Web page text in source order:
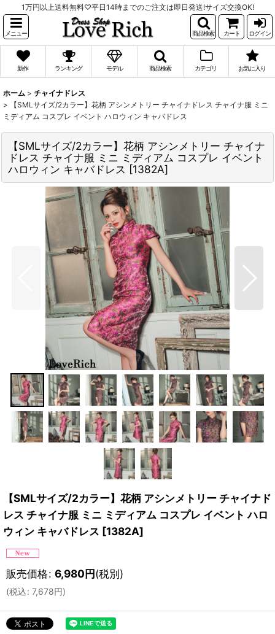
1万円以上送料無料♡平日14時までのご注文は即日発送!サイズ交換OK!
メニュー 商品検索 カート ログイン
新作 ランキング モデル 商品検索 カテゴリ お気に入り
ホーム > チャイナドレス
>
【SMLサイズ/2カラー】花柄 アシンメトリー チャイナドレス チャイナ服 ミニ
ミディアム コスプレ イベント ハロウィン キャバドレス
【SMLサイズ/2カラー】花柄 アシンメトリー チャイナ
ドレス チャイナ服 ミニ ミディアム コスプレ イベント
ハロウィン キャバドレス [1382A]
【SMLサイズ/2カラー】花柄 アシンメトリー チャイナド
レス チャイナ服 ミニ ミディアム コスプレ イベント ハロ
ウィン キャバドレス [1382A]
販売価格: 6,980円(税別)
(税込: 7,678円)